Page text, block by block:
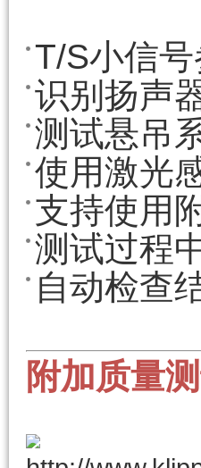
T/S小信
识别扬声
测试悬吊
使用激光
支持使用
测试过程
自动检查
附加质量